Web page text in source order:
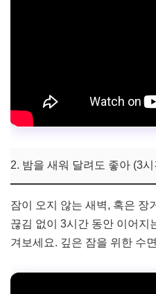
2. 밤을 새워 달려도 좋아 (3시
잠이 오지 않는 새벽, 혹은 장
끊김 없이 3시간 동안 이어지
겨보세요. 깊은 잠을 위한 수